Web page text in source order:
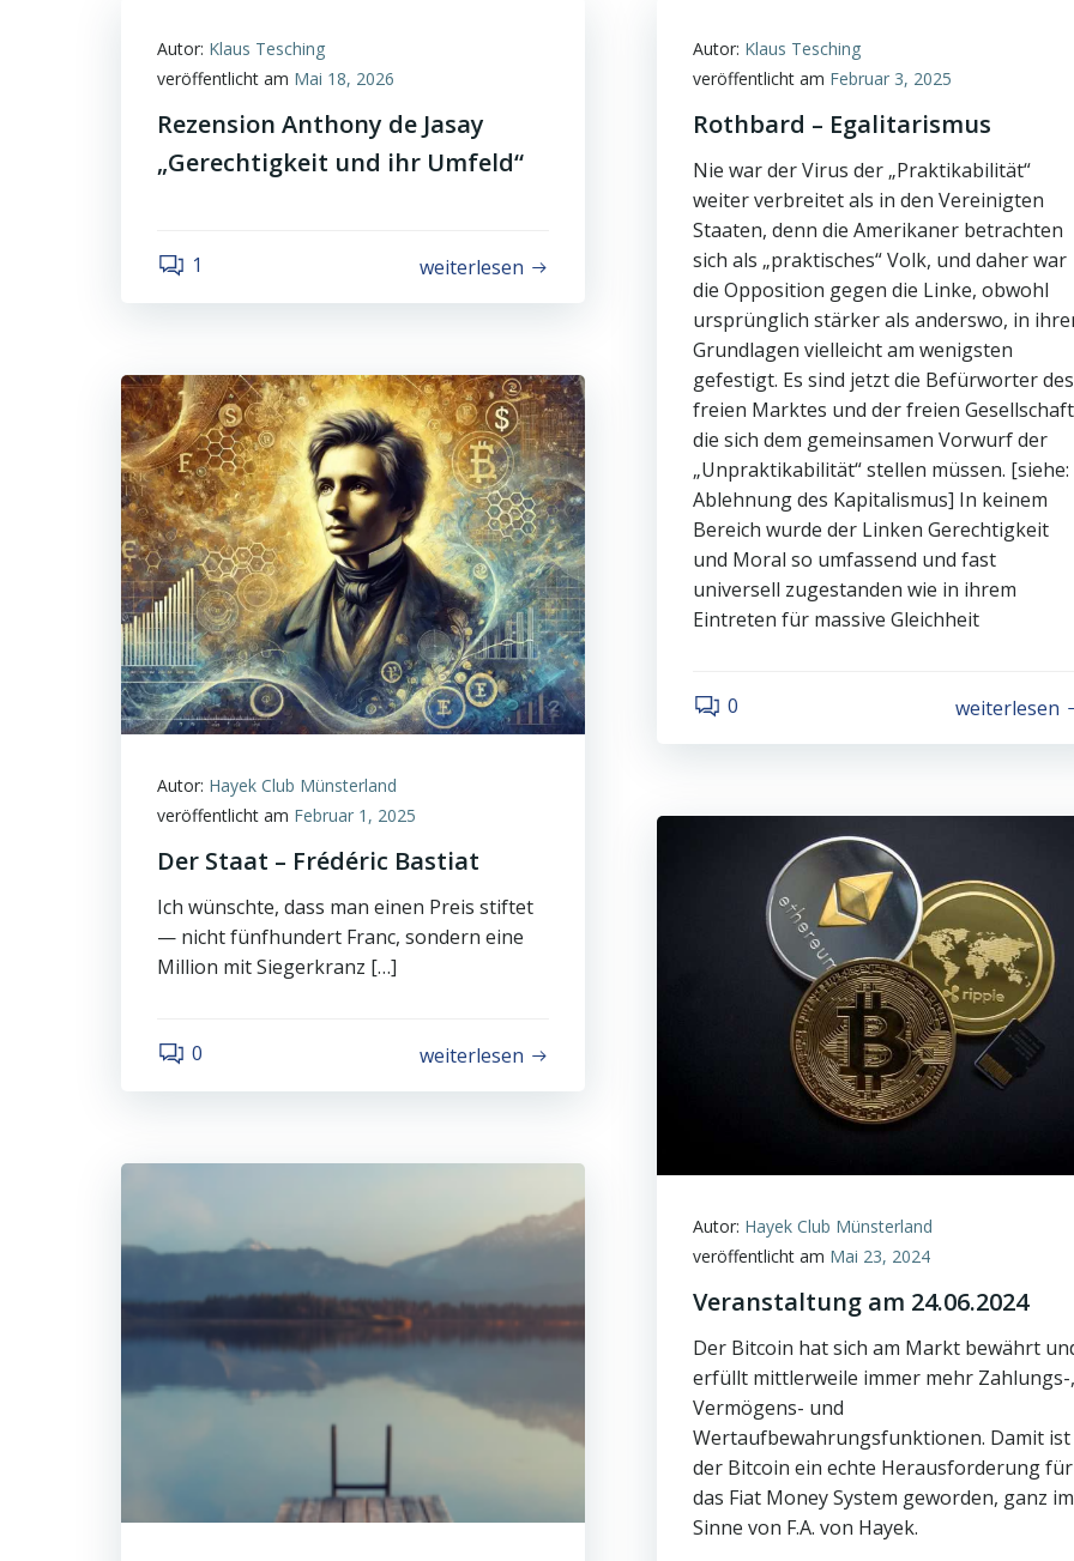
Autor: Klaus Tesching
veröffentlicht am Mai 18, 2026
Rezension Anthony de Jasay
„Gerechtigkeit und ihr Umfeld“
1 weiterlesen
Autor: Klaus Tesching
veröffentlicht am Februar 3, 2025
Rothbard – Egalitarismus
Nie war der Virus der „Praktikabilität“
weiter verbreitet als in den Vereinigten
Staaten, denn die Amerikaner betrachten
sich als „praktisches“ Volk, und daher war
die Opposition gegen die Linke, obwohl
ursprünglich stärker als anderswo, in
Grundlagen vielleicht am wenigsten
gefestigt. Es sind jetzt die Befürworter des
freien Marktes und der freien
die sich dem gemeinsamen Vorwurf der
„Unpraktikabilität“ stellen müssen. [siehe:
Ablehnung des Kapitalismus] In keinem
Bereich wurde der Linken Gerechtigkeit
und Moral so umfassend und fast
universell zugestanden wie in ihrem
Eintreten für massive Gleichheit
0 weiterlesen
Autor: Hayek Club Münsterland
veröffentlicht am Februar 1, 2025
Der Staat – Frédéric Bastiat
Ich wünschte, dass man einen Preis stiftet
— nicht fünfhundert Franc, sondern eine
Million mit Siegerkranz […]
0 weiterlesen
Autor: Hayek Club Münsterland
veröffentlicht am Mai 23, 2024
Veranstaltung am 24.06.2024
Der Bitcoin hat sich am Markt bewährt
erfüllt mittlerweile immer mehr Zahlungs-,
Vermögens- und
Wertaufbewahrungsfunktionen. Damit ist
der Bitcoin ein echte Herausforderung für
das Fiat Money System geworden, ganz im
Sinne von F.A. von Hayek.